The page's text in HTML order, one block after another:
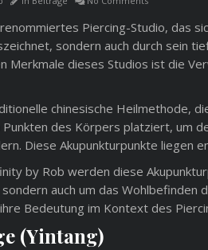
Piercing-Studio, das
sondern auch durch sein
Merkmale dieses Studios ist die
chinesische Heilmethode,
des Körpers platziert, um
Diese Akupunkturpunkte liegen
by Rob werden diese
auch um das
Bedeutung im Kontext des
(Yintang)